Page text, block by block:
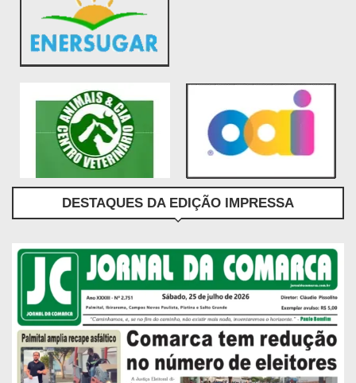
DESTAQUES DA EDIÇÃO IMPRESSA